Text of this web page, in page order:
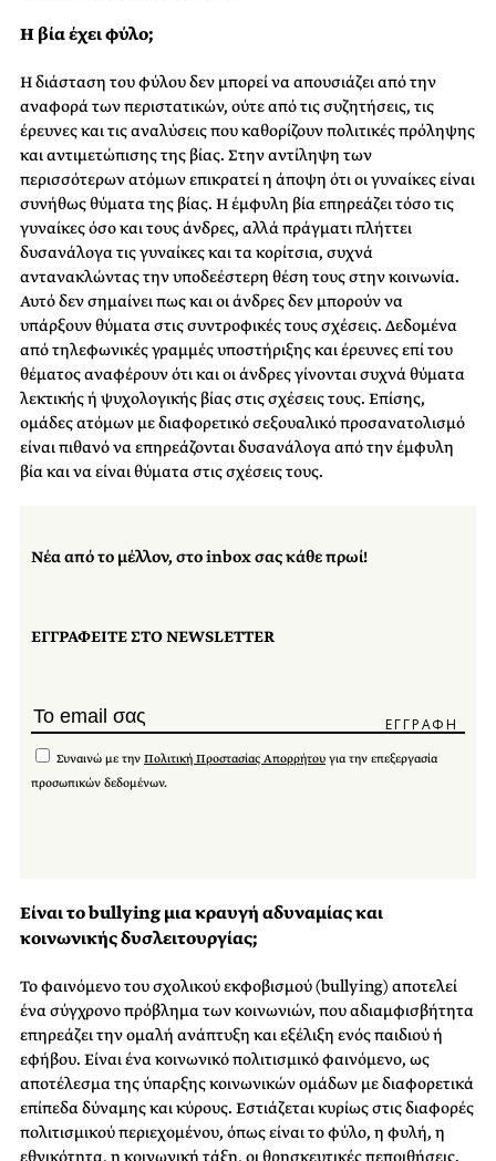
Η βία έχει φύλο;
Η διάσταση του φύλου δεν μπορεί να απουσιάζει από την
αναφορά των περιστατικών, ούτε από τις συζητήσεις, τις
έρευνες και τις αναλύσεις που καθορίζουν πολιτικές πρόληψης
και αντιμετώπισης της βίας. Στην αντίληψη των
περισσότερων ατόμων επικρατεί η άποψη ότι οι γυναίκες είναι
συνήθως θύματα της βίας. Η έμφυλη βία επηρεάζει τόσο τις
γυναίκες όσο και τους άνδρες, αλλά πράγματι πλήττει
δυσανάλογα τις γυναίκες και τα κορίτσια, συχνά
αντανακλώντας την υποδεέστερη θέση τους στην κοινωνία.
Αυτό δεν σημαίνει πως και οι άνδρες δεν μπορούν να
υπάρξουν θύματα στις συντροφικές τους σχέσεις. Δεδομένα
από τηλεφωνικές γραμμές υποστήριξης και έρευνες επί του
θέματος αναφέρουν ότι και οι άνδρες γίνονται συχνά θύματα
λεκτικής ή ψυχολογικής βίας στις σχέσεις τους. Επίσης,
ομάδες ατόμων με διαφορετικό σεξουαλικό προσανατολισμό
είναι πιθανό να επηρεάζονται δυσανάλογα από την έμφυλη
βία και να είναι θύματα στις σχέσεις τους.
Νέα από το μέλλον, στο inbox σας κάθε πρωί!
ΕΓΓΡΑΦΕΙΤΕ ΣΤΟ NEWSLETTER
Συναινώ με την Πολιτική Προστασίας Απορρήτου για την επεξεργασία
προσωπικών δεδομένων.
Είναι το bullying μια κραυγή αδυναμίας και
κοινωνικής δυσλειτουργίας;
Το φαινόμενο του σχολικού εκφοβισμού (bullying) αποτελεί
ένα σύγχρονο πρόβλημα των κοινωνιών, που αδιαμφισβήτητα
επηρεάζει την ομαλή ανάπτυξη και εξέλιξη ενός παιδιού ή
εφήβου. Είναι ένα κοινωνικό πολιτισμικό φαινόμενο, ως
αποτέλεσμα της ύπαρξης κοινωνικών ομάδων με διαφορετικά
επίπεδα δύναμης και κύρους. Εστιάζεται κυρίως στις διαφορές
πολιτισμικού περιεχομένου, όπως είναι το φύλο, η φυλή, η
εθνικότητα, η κοινωνική τάξη, οι θρησκευτικές πεποιθήσεις.